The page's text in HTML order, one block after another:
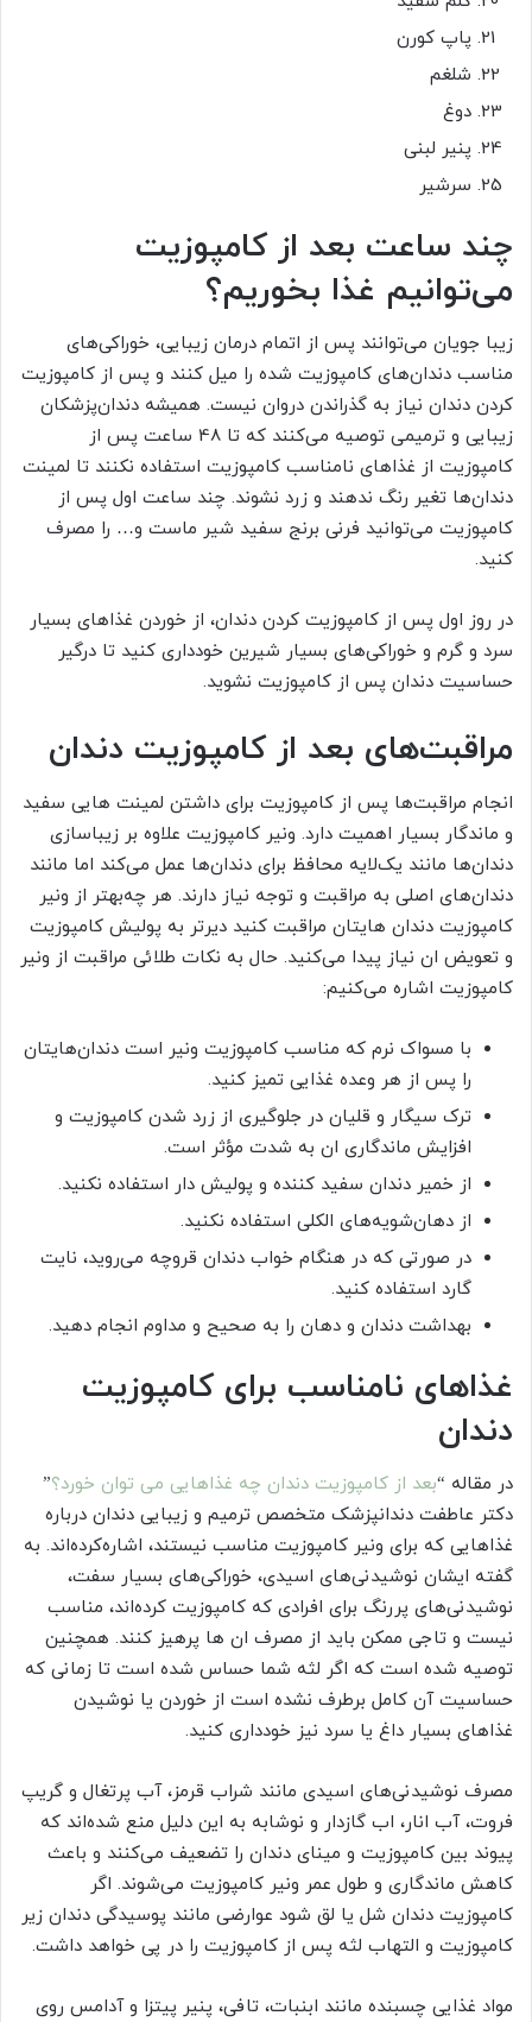
پاپ کورن
شلغم
دوغ
پنیر لبنی
سرشیر
چند ساعت بعد از کامپوزیت
می‌توانیم غذا بخوریم؟
زیبا جویان می‌توانند پس از اتمام درمان زیبایی، خوراکی‌های
مناسب دندان‌های کامپوزیت شده را میل کنند و پس از کامپوزیت
کردن دندان نیاز به گذراندن دروان نیست. همیشه دندان‌پزشکان
زیبایی و ترمیمی توصیه می‌کنند که تا 48 ساعت پس از
کامپوزیت از غذاهای نامناسب کامپوزیت استفاده نکنند تا لمینت
دندان‌ها تغیر رنگ ندهند و زرد نشوند. چند ساعت اول پس از
کامپوزیت می‌توانید فرنی برنج سفید شیر ماست و… را مصرف
کنید.
در روز اول پس از کامپوزیت کردن دندان، از خوردن غذاهای بسیار
سرد و گرم و خوراکی‌های بسیار شیرین خودداری کنید تا درگیر
حساسیت دندان پس از کامپوزیت نشوید.
مراقبت‌های بعد از کامپوزیت دندان
انجام مراقبت‌ها پس از کامپوزیت برای داشتن لمینت هایی سفید
و ماندگار بسیار اهمیت دارد. ونیر کامپوزیت علاوه بر زیباسازی
دندان‌ها مانند یک‌لایه محافظ برای دندان‌ها عمل می‌کند اما مانند
دندان‌های اصلی به مراقبت و توجه نیاز دارند. هر چه‌بهتر از ونیر
کامپوزیت دندان هایتان مراقبت کنید دیرتر به پولیش کامپوزیت
و تعویض ان نیاز پیدا می‌کنید. حال به نکات طلائی مراقبت از ونیر
کامپوزیت اشاره می‌کنیم:
با مسواک نرم که مناسب کامپوزیت ونیر است دندان‌هایتان
را پس از هر وعده غذایی تمیز کنید.
ترک سیگار و قلیان در جلوگیری از زرد شدن کامپوزیت و
افزایش ماندگاری ان به شدت مؤثر است.
از خمیر دندان سفید کننده و پولیش دار استفاده نکنید.
از دهان‌شویه‌های الکلی استفاده نکنید.
در صورتی که در هنگام خواب دندان قروچه می‌روید، نایت
گارد استفاده کنید.
بهداشت دندان و دهان را به صحیح و مداوم انجام دهید.
غذاهای نامناسب برای کامپوزیت
دندان
در مقاله “بعد از کامپوزیت دندان چه غذاهایی می توان خورد؟”
دکتر عاطفت دندانپزشک متخصص ترمیم و زیبایی دندان درباره
غذاهایی که برای ونیر کامپوزیت مناسب نیستند، اشاره‌کرده‌اند. به
گفته ایشان نوشیدنی‌های اسیدی، خوراکی‌های بسیار سفت،
نوشیدنی‌های پررنگ برای افرادی که کامپوزیت کرده‌اند، مناسب
نیست و تاجی ممکن باید از مصرف ان ها پرهیز کنند. همچنین
توصیه شده است که اگر لثه شما حساس شده است تا زمانی که
حساسیت آن کامل برطرف نشده است از خوردن یا نوشیدن
غذاهای بسیار داغ یا سرد نیز خودداری کنید.
مصرف نوشیدنی‌های اسیدی مانند شراب قرمز، آب پرتغال و گریپ
فروت، آب انار، اب گازدار و نوشابه به این دلیل منع شده‌اند که
پیوند بین کامپوزیت و مینای دندان را تضعیف می‌کنند و باعث
کاهش ماندگاری و طول عمر ونیر کامپوزیت می‌شوند. اگر
کامپوزیت دندان شل یا لق شود عوارضی مانند پوسیدگی دندان زیر
کامپوزیت و التهاب لثه پس از کامپوزیت را در پی خواهد داشت.
مواد غذایی چسبنده مانند ابنبات، تافی، پنیر پیتزا و آدامس روی